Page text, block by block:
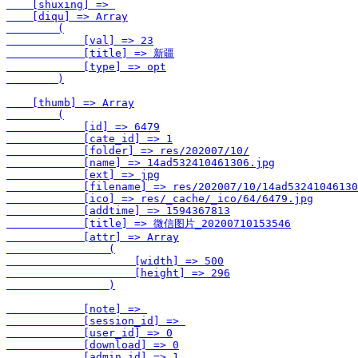
    [shuxing] =>
    [diqu] => Array
        (
            [val] => 23
            [title] => 新疆
            [type] => opt
        )
    [thumb] => Array
        (
            [id] => 6479
            [cate_id] => 1
            [folder] => res/202007/10/
            [name] => 14ad532410461306.jpg
            [ext] => jpg
[filename] => res/202007/10/
            [ico] => res/_cache/_ico/64/6479.jpg
            [addtime] => 1594367813
            [title] => 微信图片_20200710153546
            [attr] => Array
                (
                    [width] => 500
                    [height] => 296
                )
            [note] =>
            [session_id] =>
            [user_id] => 0
            [download] => 0